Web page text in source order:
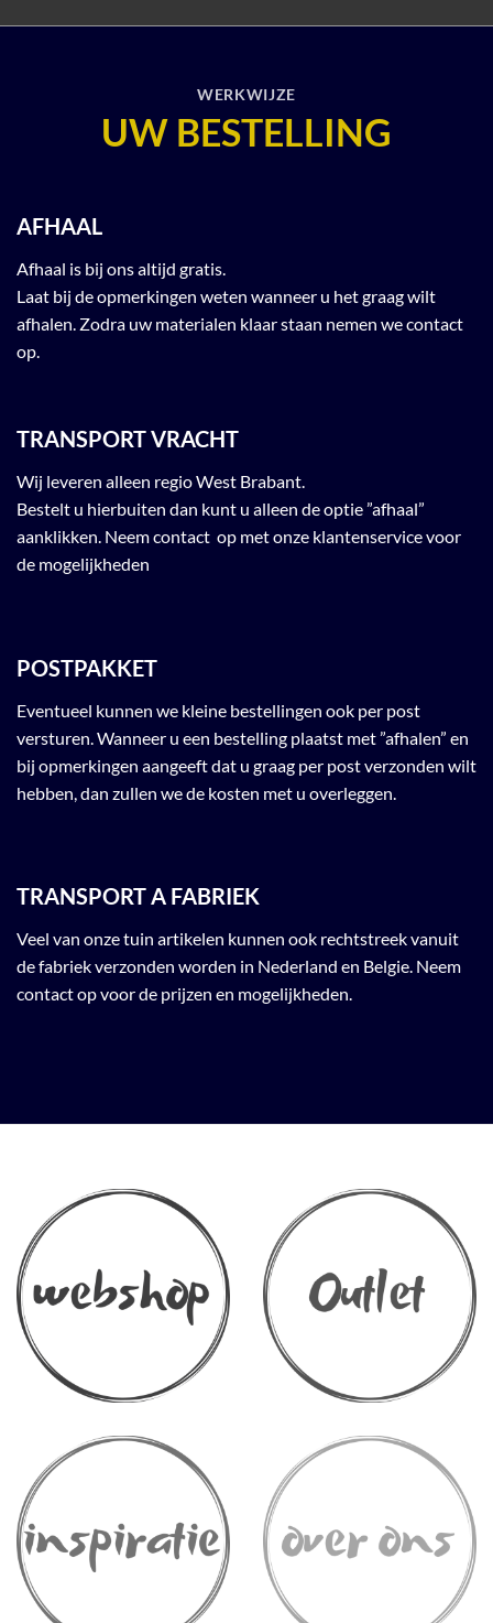
WERKWIJZE
UW BESTELLING
AFHAAL
Afhaal is bij ons altijd gratis.
Laat bij de opmerkingen weten wanneer u het graag wilt
afhalen. Zodra uw materialen klaar staan nemen we contact
op.
TRANSPORT VRACHT
Wij leveren alleen regio West Brabant.
Bestelt u hierbuiten dan kunt u alleen de optie ”afhaal”
aanklikken. Neem contact op met onze klantenservice voor
de mogelijkheden
POSTPAKKET
Eventueel kunnen we kleine bestellingen ook per post
versturen. Wanneer u een bestelling plaatst met ”afhalen” en
bij opmerkingen aangeeft dat u graag per post verzonden wilt
hebben, dan zullen we de kosten met u overleggen.
TRANSPORT A FABRIEK
Veel van onze tuin artikelen kunnen ook rechtstreek vanuit
de fabriek verzonden worden in Nederland en Belgie. Neem
contact op voor de prijzen en mogelijkheden.